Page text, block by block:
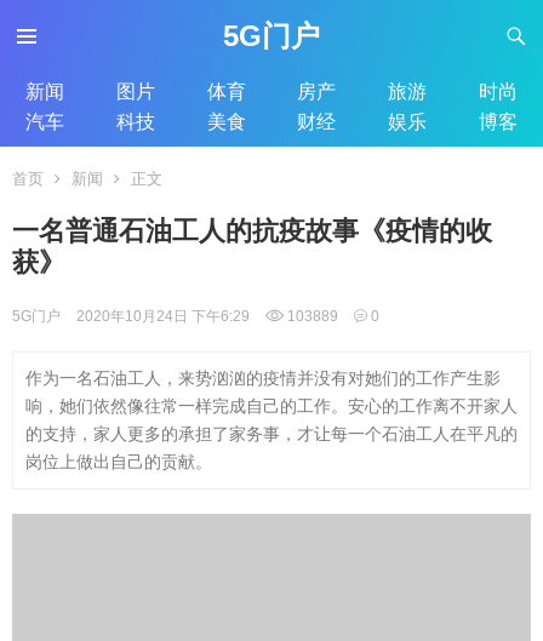
5G门户
新闻 图片 体育 房产 旅游
时尚
汽车
科技 美食 财经 娱乐 博客
首页 新闻 正文
一名普通石油工人的抗疫故事《疫情的收
获》
5G门户 2020年10月24日 下午6:29 103889 0
作为一名石油工人，来势汹汹的疫情并没有对她们的工作产生影
响，她们依然像往常一样完成自己的工作。安心的工作离不开家人
的支持，家人更多的承担了家务事，才让每一个石油工人在平凡的
岗位上做出自己的贡献。